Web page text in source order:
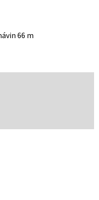
66 m